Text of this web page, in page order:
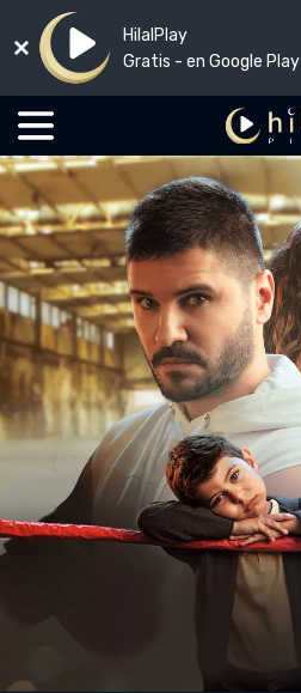
HilalPlay
Gratis - en Google Play